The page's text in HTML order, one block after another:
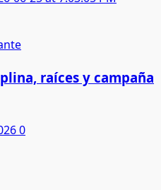
raíces y campaña
0